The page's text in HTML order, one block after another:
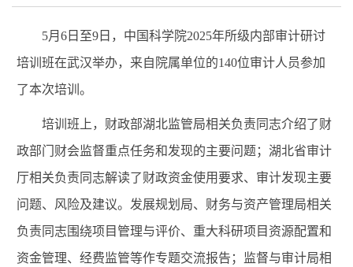
5月6日至9日，中国科学院2025年所级内部审计研讨
培训班在武汉举办，来自院属单位的140位审计人员参加
了本次培训。
培训班上，财政部湖北监管局相关负责同志介绍了财
政部门财会监督重点任务和发现的主要问题；湖北省审计
厅相关负责同志解读了财政资金使用要求、审计发现主要
问题、风险及建议。发展规划局、财务与资产管理局相关
负责同志围绕项目管理与评价、重大科研项目资源配置和
资金管理、经费监管等作专题交流报告；监督与审计局相